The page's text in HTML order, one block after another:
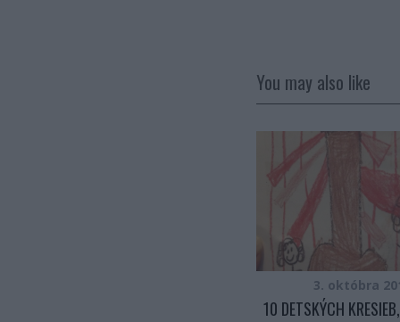
You may also like
3. októbra
10 DETSKÝCH